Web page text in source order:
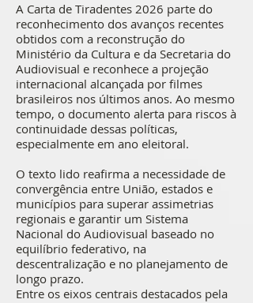
A Carta de Tiradentes 2026 parte do
reconhecimento dos avanços recentes
obtidos com a reconstrução do
Ministério da Cultura e da Secretaria do
Audiovisual e reconhece a projeção
internacional alcançada por filmes
brasileiros nos últimos anos. Ao mesmo
tempo, o documento alerta para riscos à
continuidade dessas políticas,
especialmente em ano eleitoral.
O texto lido reafirma a necessidade de
convergência entre União, estados e
municípios para superar assimetrias
regionais e garantir um Sistema
Nacional do Audiovisual baseado no
equilíbrio federativo, na
descentralização e no planejamento de
longo prazo.
Entre os eixos centrais destacados pela